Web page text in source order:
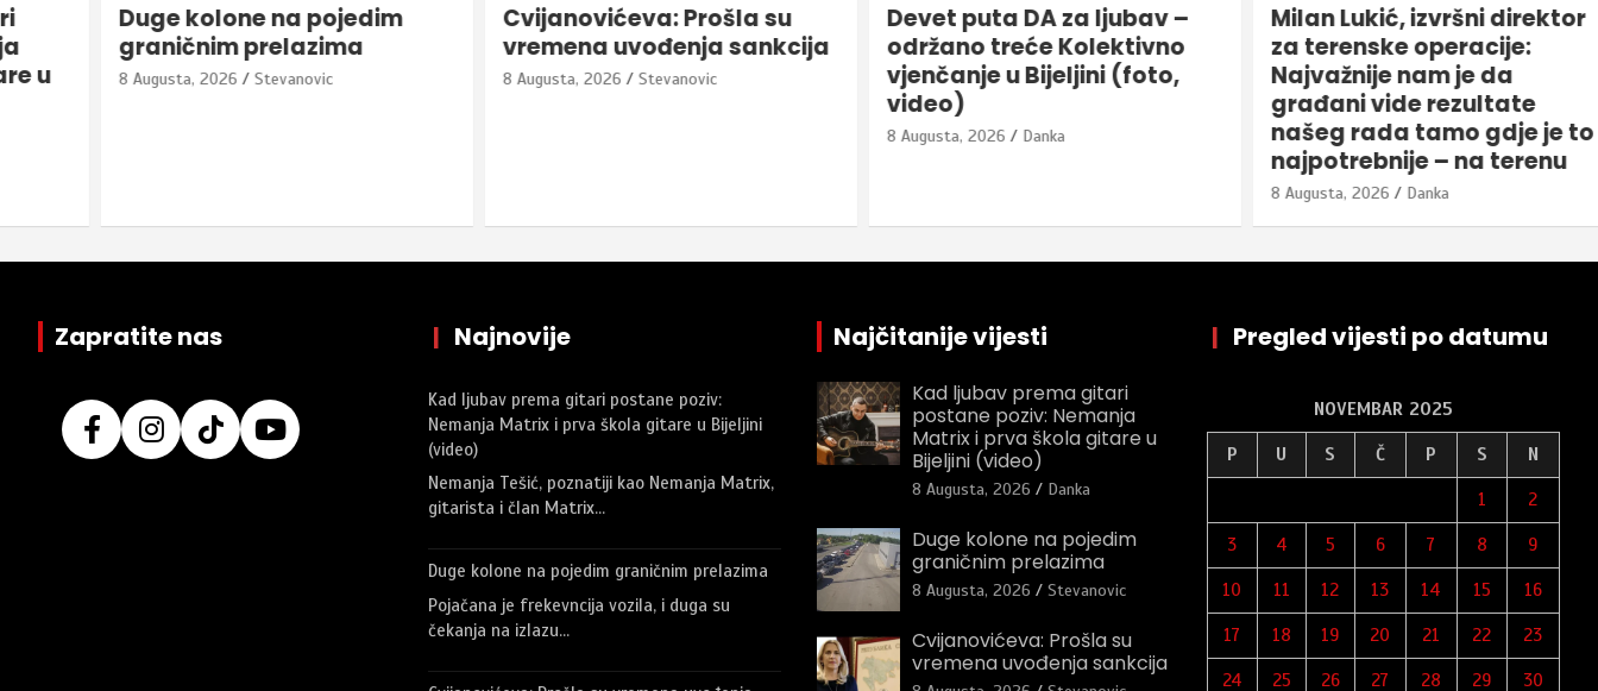
Duge kolone na pojedim
graničnim prelazima
8 Augusta, 2026 Stevanovic
Cvijanovićeva: Prošla su
vremena uvođenja sankcija
8 Augusta, 2026 Stevanovic
Devet puta DA za ljubav –
održano treće Kolektivno
vjenčanje u Bijeljini (foto,
video)
8 Augusta, 2026 Danka
Milan Lukić, izvršni direktor
za terenske operacije:
Najvažnije nam je da
građani vide rezultate
našeg rada tamo gdje je to
najpotrebnije – na terenu
8 Augusta, 2026 Danka
Zapratite nas | Najnovije
Kad ljubav prema gitari postane poziv:
Nemanja Matrix i prva škola gitare u Bijeljini
(video)
Nemanja Tešić, poznatiji kao Nemanja Matrix,
gitarista i član Matrix…
Duge kolone na pojedim graničnim prelazima
Pojačana je frekevncija vozila, i duga su
čekanja na izlazu…
Najčitanije vijesti
Kad ljubav prema gitari
postane poziv: Nemanja
Matrix i prva škola gitare u
Bijeljini (video)
8 Augusta, 2026 Danka
Duge kolone na pojedim
graničnim prelazima
8 Augusta, 2026 Stevanovic
Cvijanovićeva: Prošla su
vremena uvođenja sankcija
| Pregled vijesti po datumu
NOVEMBAR 2025
P U S Č P S N
1 2
3 4 5 6 7 8 9
10 11 12 13 14 15 16
17 18 19 20 21 22 23
24 25 26 27 28 29 30